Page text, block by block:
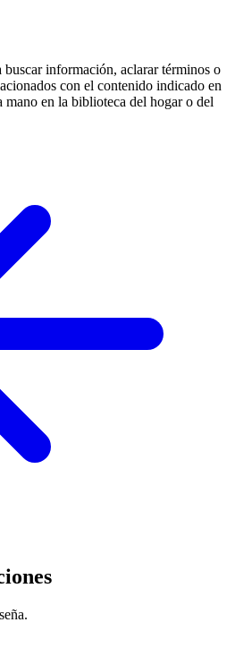
información, aclarar términos o
con el contenido indicado en
mano en la biblioteca del hogar o del